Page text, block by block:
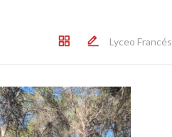
Lyceo Francés